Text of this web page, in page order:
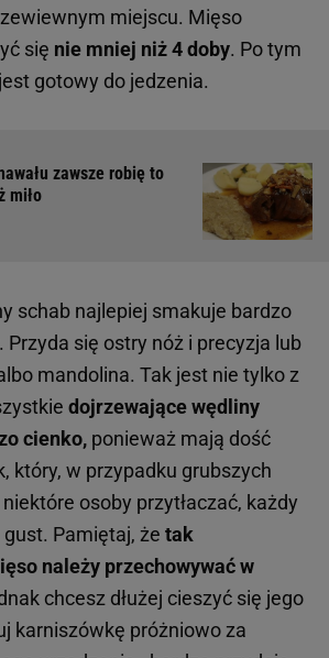
miejscu. Mięso
się nie mniej niż 4 doby. Po tym
gotowy do jedzenia.
zawsze robię to
miło
schab najlepiej smakuje bardzo
Przyda się ostry nóż i precyzja lub
mandolina. Tak jest nie tylko z
dojrzewające wędliny
cienko, ponieważ mają dość
który, w przypadku grubszych
osoby przytłaczać, każdy
Pamiętaj, że tak
należy przechowywać w
chcesz dłużej cieszyć się jego
karniszówkę próżniowo za